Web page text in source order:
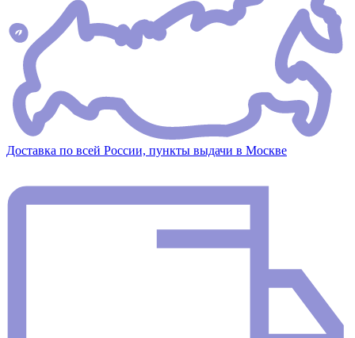
Доставка по всей России, пункты выдачи в Москве